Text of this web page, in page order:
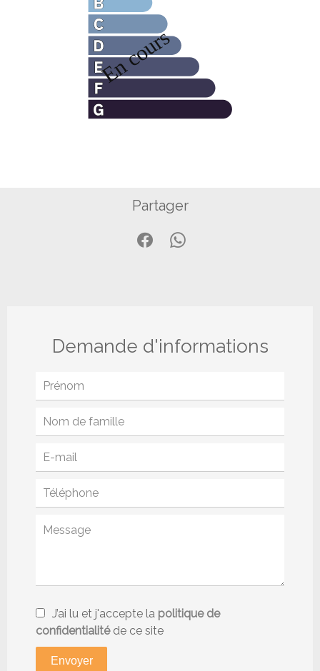
Partager
Demande d'informations
J’ai lu et j'accepte la politique de
confidentialitéde ce site
Envoyer